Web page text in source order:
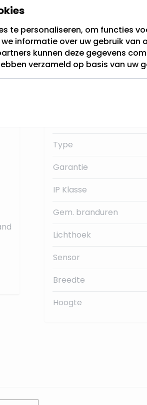
Fitting
Lichtkleur
Dimbaar
Type
Garantie
IP Klasse
Gem. branduren
Lichthoek
Sensor
Breedte
Hoogte
te personaliseren, om functies
informatie over uw gebruik van
kunnen deze gegevens
verzameld op basis van uw